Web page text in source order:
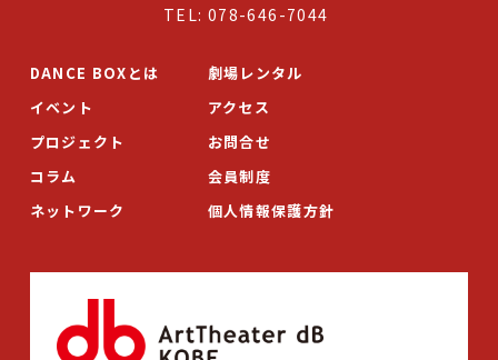
TEL: 078-646-7044
DANCE BOXとは
イベント
プロジェクト
コラム
ネットワーク
劇場レンタル
アクセス
お問合せ
会員制度
個人情報保護方針